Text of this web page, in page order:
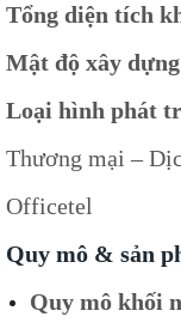
Tổng diện tích
Mật độ xây
Loại hình phát
Thương mại –
Officetel
Quy mô & sản
Quy mô khối